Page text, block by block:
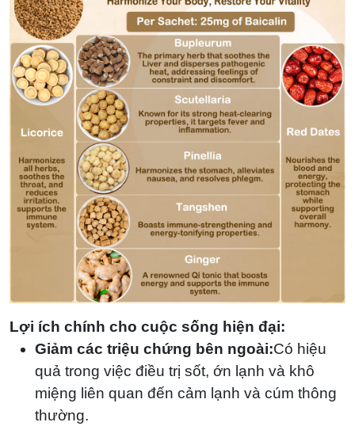
Lợi ích chính cho cuộc sống hiện đại:
Giảm các triệu chứng bên ngoài:Có hiệu
quả trong việc điều trị sốt, ớn lạnh và khô
miệng liên quan đến cảm lạnh và cúm thông
thường.